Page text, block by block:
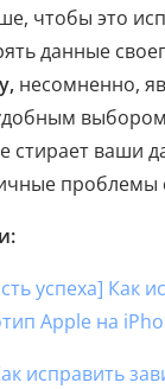
чтобы это
данные
несомненно,
стирает ваши
проблемы
успеха] Как
Apple на
исправить